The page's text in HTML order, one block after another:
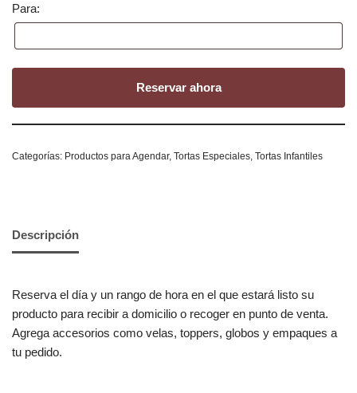
Para:
Reservar ahora
Categorías: Productos para Agendar, Tortas Especiales Tortas Infantiles
Descripción
Reserva el día y un rango de hora en el que estará listo su
producto para recibir a domicilio o recoger en punto de venta.
Agrega accesorios como velas, toppers, globos y empaques a
tu pedido.